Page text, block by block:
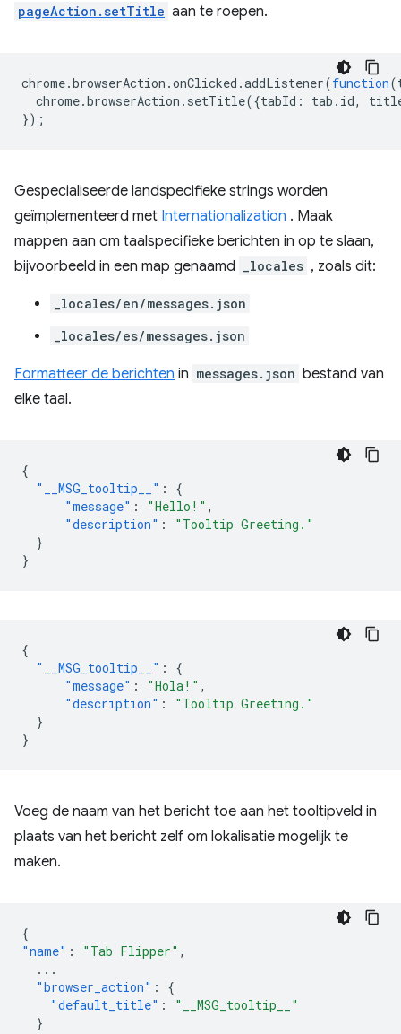
pageAction.setTitle aan te roepen.
chrome.browserAction .onClicked .addListener(function(
chrome.browserAction . setTitle({tabId : tab . id,
});
Gespecialiseerde landspecifieke strings worden
geïmplementeerd met Internationalization . Maak
mappen aan om taalspecifieke berichten in op te slaan,
bijvoorbeeld in een map genaamd
_locales , zoals dit:
_locales/en/messages.json
_locales/es/messages.json
Formatteer de berichten in messages.json bestand van
elke taal.
{
"__MSG_tooltip__" :
{
"message" : "Hello!" ,
"description" :
"Tooltip Greeting."
}
}
{
"__MSG_tooltip__" :
{
"message" : "Hola!" ,
"description" :
"Tooltip Greeting."
}
}
Voeg de naam van het bericht toe aan het tooltipveld in
plaats van het bericht zelf om lokalisatie mogelijk te
maken.
{
"name" : "Tab Flipper" ,
...
"browser_action" :
{
"default_title" :
"__MSG_tooltip__"
}